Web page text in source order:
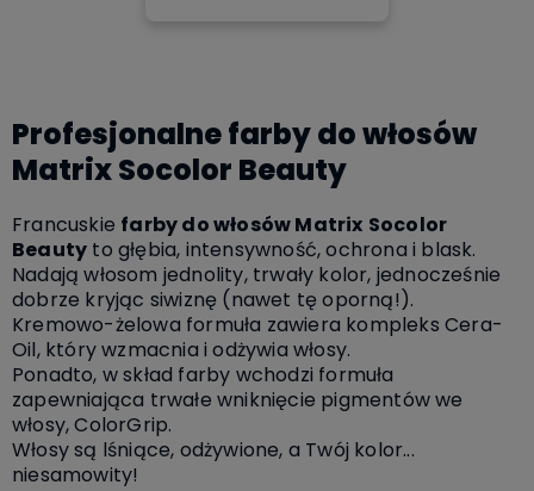
Profesjonalne farby do włosów
Matrix Socolor Beauty
Francuskie farby do włosów Matrix Socolor
Beauty to głębia, intensywność, ochrona i blask.
Nadają włosom jednolity, trwały kolor, jednocześnie
dobrze kryjąc siwiznę (nawet tę oporną!).
Kremowo-żelowa formuła zawiera kompleks Cera-
Oil, który wzmacnia i odżywia włosy.
Ponadto, w skład farby wchodzi formuła
zapewniająca trwałe wniknięcie pigmentów we
włosy, ColorGrip.
Włosy są lśniące, odżywione, a Twój kolor...
niesamowity!